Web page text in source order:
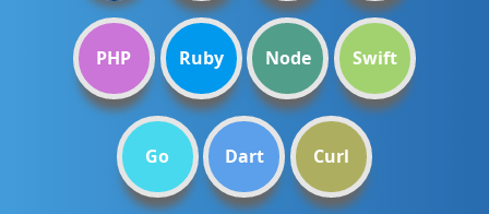
PHP Ruby Node Swift
Go Dart Curl